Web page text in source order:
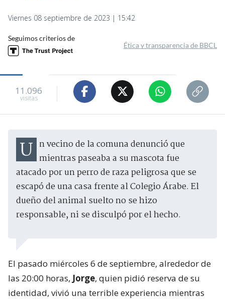
Viernes 08 septiembre de 2023 | 15:42
Seguimos criterios de
Ética y transparencia de BBCL
11.096
visitas
Un vecino de la comuna denunció que mientras paseaba a su mascota fue
atacado por un perro de raza peligrosa que se
escapó de una casa frente al Colegio Árabe. El
dueño del animal suelto no se hizo
responsable, ni se disculpó por el hecho.
El pasado miércoles 6 de septiembre, alrededor de
las 20:00 horas, Jorge, quien pidió reserva de su
identidad, vivió una terrible experiencia mientras